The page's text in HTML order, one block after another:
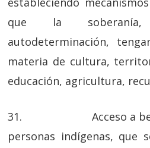
que la
autodeterminación,
materia de cultura,
educación, agricultura,
31. Acceso a becas
personas indígenas, que